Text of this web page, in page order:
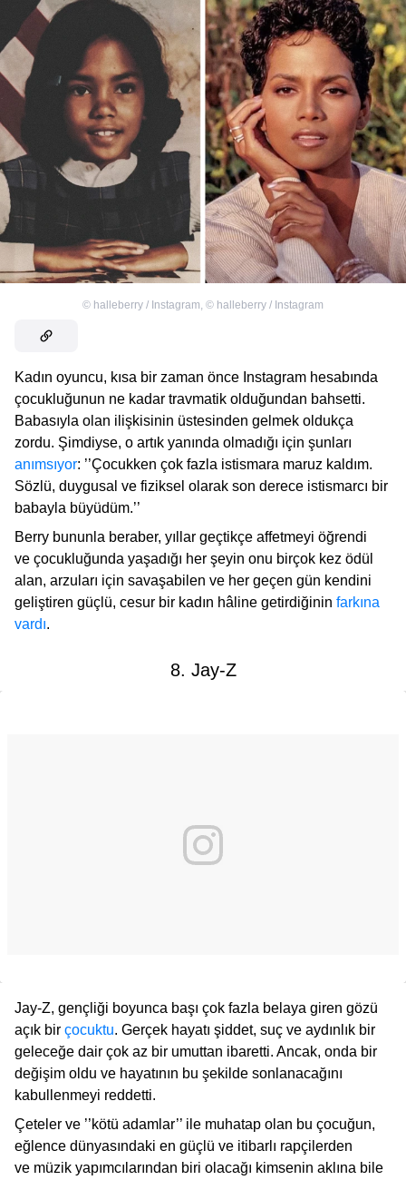
© halleberry / Instagram, © halleberry / Instagram
Kadın oyuncu, kısa bir zaman önce Instagram hesabında
çocukluğunun ne kadar travmatik olduğundan bahsetti.
Babasıyla olan ilişkisinin üstesinden gelmek oldukça
zordu. Şimdiyse, o artık yanında olmadığı için şunları
anımsıyor: ’’Çocukken çok fazla istismara maruz kaldım.
Sözlü, duygusal ve fiziksel olarak son derece istismarcı bir
babayla büyüdüm.’’
Berry bununla beraber, yıllar geçtikçe affetmeyi öğrendi
ve çocukluğunda yaşadığı her şeyin onu birçok kez ödül
alan, arzuları için savaşabilen ve her geçen gün kendini
geliştiren güçlü, cesur bir kadın hâline getirdiğinin farkına
vardı.
8. Jay-Z
Jay-Z, gençliği boyunca başı çok fazla belaya giren gözü
açık bir çocuktu. Gerçek hayatı şiddet, suç ve aydınlık bir
geleceğe dair çok az bir umuttan ibaretti. Ancak, onda bir
değişim oldu ve hayatının bu şekilde sonlanacağını
kabullenmeyi reddetti.
Çeteler ve ’’kötü adamlar’’ ile muhatap olan bu çocuğun,
eğlence dünyasındaki en güçlü ve itibarlı rapçilerden
ve müzik yapımcılarından biri olacağı kimsenin aklına bile